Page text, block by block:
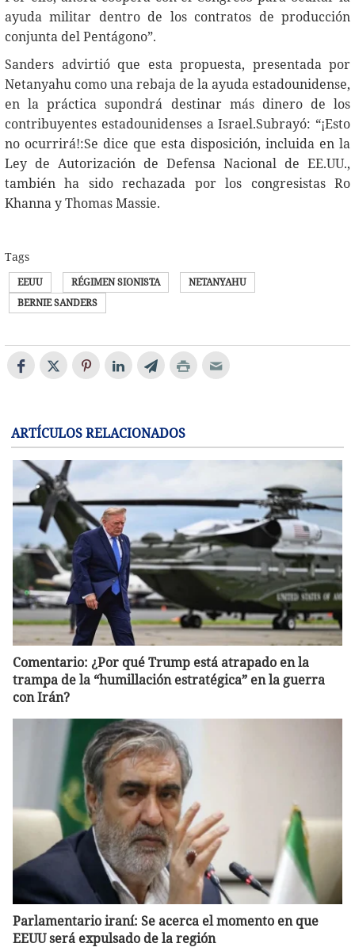
ayuda militar dentro de los contratos de producción
conjunta del Pentágono”.
Sanders advirtió que esta propuesta, presentada por
Netanyahu como una rebaja de la ayuda estadounidense,
en la práctica supondrá destinar más dinero de los
contribuyentes estadounidenses a Israel.Subrayó: “¡Esto
no ocurrirá!:Se dice que esta disposición, incluida en la
Ley de Autorización de Defensa Nacional de EE.UU.,
también ha sido rechazada por los congresistas Ro
Khanna y Thomas Massie.
Tags
EEUU RÉGIMEN SIONISTA
NETANYAHU
BERNIE SANDERS
ARTÍCULOS RELACIONADOS
Comentario: ¿Por qué Trump está atrapado en la
trampa de la “humillación estratégica” en la guerra
con Irán?
Parlamentario iraní: Se acerca el momento en que
EEUU será expulsado de la región